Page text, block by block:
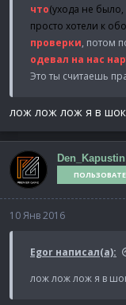
что(ухода не
просто хотели к
проверки, потом
одевал на нас
Это ты считаешь
лож лож лож я в
Den_Kapustin
10 Янв 2016
Egor написал(а):
лож лож лож я в